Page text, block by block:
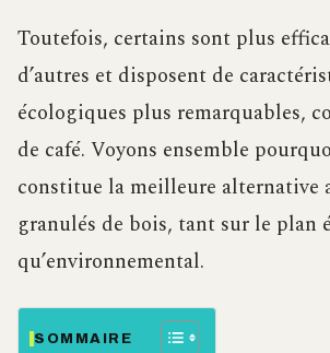
Toutefois, certains sont plus
d’autres et disposent de
écologiques plus remarquables,
de café. Voyons ensemble
constitue la meilleure alternative
granulés de bois, tant sur le plan
qu’environnemental.
SOMMAIRE